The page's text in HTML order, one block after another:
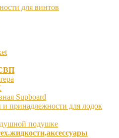
для винтов
Supboard
и принадлежности для лодок
подушке